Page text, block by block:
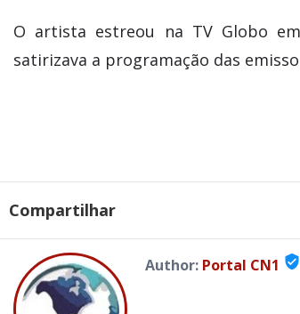
O artista estreou na TV Globo
satirizava a programação das
Compartilhar
Author: Portal CN1 verified_user